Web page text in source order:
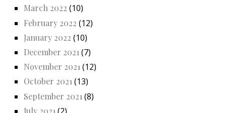
March 2022 (10)
February 2022 (12)
January 2022 (10)
December 2021 (7)
November 2021(12)
October 2021(13)
September 2021 (8)
July 2021